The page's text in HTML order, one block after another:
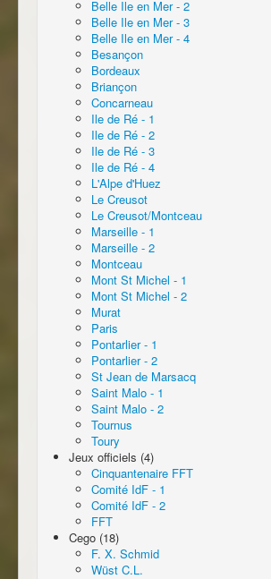
Belle Ile en Mer - 2
Belle Ile en Mer - 3
Belle Ile en Mer - 4
Besançon
Bordeaux
Briançon
Concarneau
Ile de Ré - 1
Ile de Ré - 2
Ile de Ré - 3
Ile de Ré - 4
L'Alpe d'Huez
Le Creusot
Le Creusot/Montceau
Marseille - 1
Marseille - 2
Montceau
Mont St Michel - 1
Mont St Michel - 2
Murat
Paris
Pontarlier - 1
Pontarlier - 2
St Jean de Marsacq
Saint Malo - 1
Saint Malo - 2
Tournus
Toury
Jeux officiels (4)
Cinquantenaire FFT
Comité IdF - 1
Comité IdF - 2
FFT
Cego (18)
F. X. Schmid
Wüst C.L.